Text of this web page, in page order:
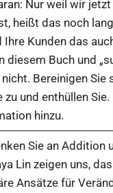
Nur weil wir
heißt das noch
Kunden das
diesem Buch und
Bereinigen Sie
zu und enthüllen
hinzu.
Sie an Addition
Lin zeigen uns,
Ansätze für